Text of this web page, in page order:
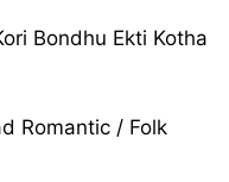
Bondhu Ekti Kotha
Romantic / Folk